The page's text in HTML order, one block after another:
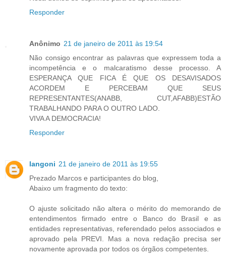
Responder
Anônimo 21 de janeiro de 2011 às 19:54
Não consigo encontrar as palavras que expressem toda a
incompetência e o malcaratismo desse processo. A
ESPERANÇA QUE FICA É QUE OS DESAVISADOS
ACORDEM E PERCEBAM QUE SEUS
REPRESENTANTES(ANABB, CUT,AFABB)ESTÃO
TRABALHANDO PARA O OUTRO LADO.
VIVA A DEMOCRACIA!
Responder
langoni 21 de janeiro de 2011 às 19:55
Prezado Marcos e participantes do blog,
Abaixo um fragmento do texto:
O ajuste solicitado não altera o mérito do memorando de
entendimentos firmado entre o Banco do Brasil e as
entidades representativas, referendado pelos associados e
aprovado pela PREVI. Mas a nova redação precisa ser
novamente aprovada por todos os órgãos competentes.